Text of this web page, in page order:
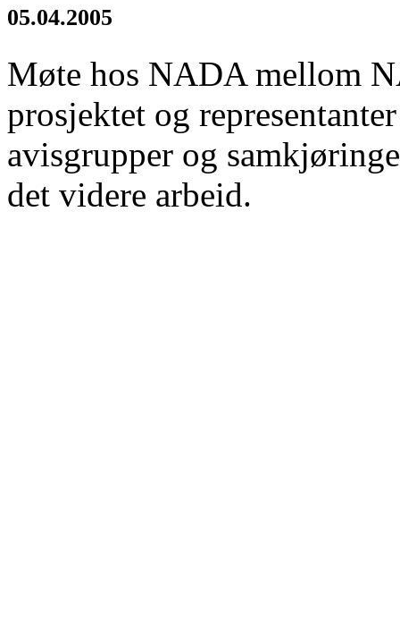
05.04.2005
Møte hos NADA mellom
prosjektet og
avisgrupper og
det videre arbeid.